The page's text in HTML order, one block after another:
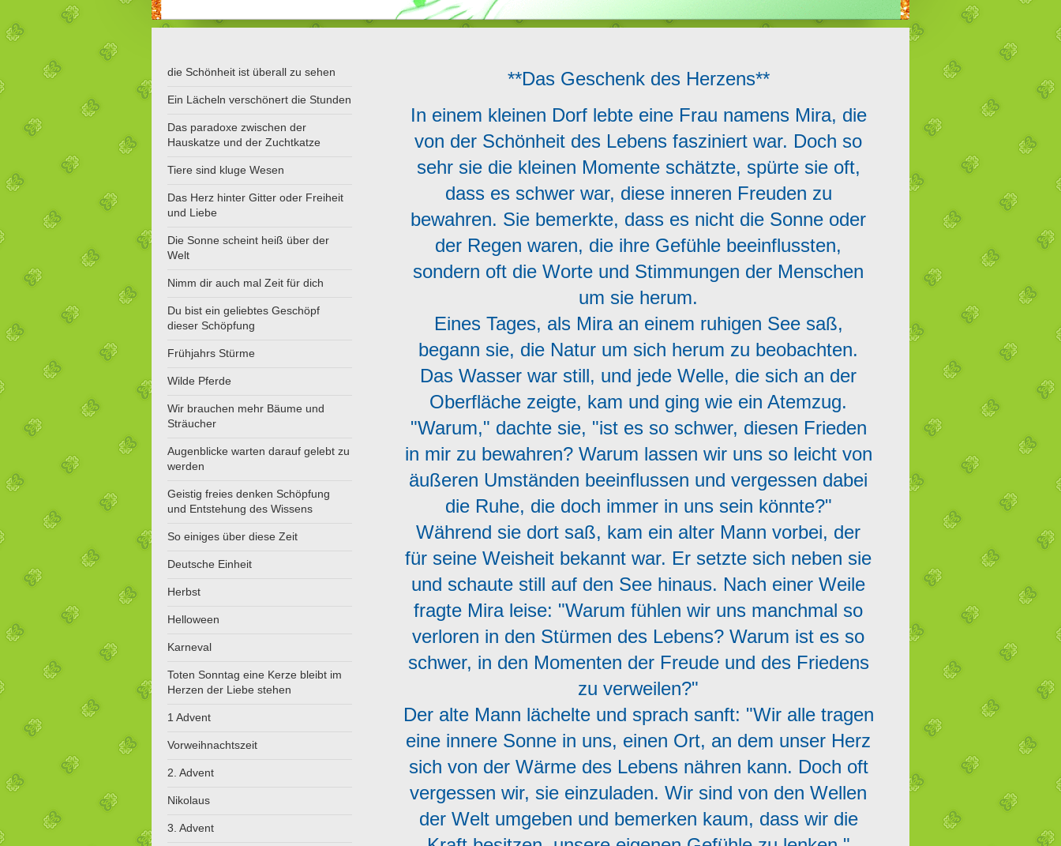
**Das Geschenk des Herzens**
In einem kleinen Dorf lebte eine Frau namens Mira, die
von der Schönheit des Lebens fasziniert war. Doch so
sehr sie die kleinen Momente schätzte, spürte sie oft,
dass es schwer war, diese inneren Freuden zu
bewahren. Sie bemerkte, dass es nicht die Sonne oder
der Regen waren, die ihre Gefühle beeinflussten,
sondern oft die Worte und Stimmungen der Menschen
um sie herum.
Eines Tages, als Mira an einem ruhigen See saß,
begann sie, die Natur um sich herum zu beobachten.
Das Wasser war still, und jede Welle, die sich an der
Oberfläche zeigte, kam und ging wie ein Atemzug.
"Warum," dachte sie, "ist es so schwer, diesen Frieden
in mir zu bewahren? Warum lassen wir uns so leicht von
äußeren Umständen beeinflussen und vergessen dabei
die Ruhe, die doch immer in uns sein könnte?"
Während sie dort saß, kam ein alter Mann vorbei, der
für seine Weisheit bekannt war. Er setzte sich neben sie
und schaute still auf den See hinaus. Nach einer Weile
fragte Mira leise: "Warum fühlen wir uns manchmal so
verloren in den Stürmen des Lebens? Warum ist es so
schwer, in den Momenten der Freude und des Friedens
zu verweilen?"
Der alte Mann lächelte und sprach sanft: "Wir alle tragen
eine innere Sonne in uns, einen Ort, an dem unser Herz
sich von der Wärme des Lebens nähren kann. Doch oft
vergessen wir, sie einzuladen. Wir sind von den Wellen
der Welt umgeben und bemerken kaum, dass wir die
die Schönheit ist überall zu sehen
Ein Lächeln verschönert die Stunden
Das paradoxe zwischen der
Hauskatze und der Zuchtkatze
Tiere sind kluge Wesen
Das Herz hinter Gitter oder Freiheit
und Liebe
Die Sonne scheint heiß über der
Welt
Nimm dir auch mal Zeit für dich
Du bist ein geliebtes Geschöpf
dieser Schöpfung
Frühjahrs Stürme
Wilde Pferde
Wir brauchen mehr Bäume und
Sträucher
Augenblicke warten darauf gelebt zu
werden
Geistig freies denken Schöpfung
und Entstehung des Wissens
So einiges über diese Zeit
Deutsche Einheit
Herbst
Helloween
Karneval
Toten Sonntag eine Kerze bleibt im
Herzen der Liebe stehen
1 Advent
Vorweihnachtszeit
2. Advent
Nikolaus
3. Advent